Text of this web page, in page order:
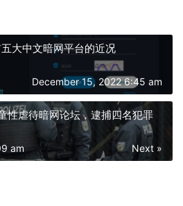
大中文暗网平台的近况
December 15, 2022 6:45 am
性虐待暗网论坛，逮捕四名犯罪
Next »
am